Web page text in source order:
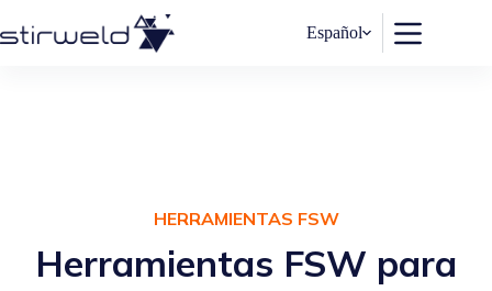
al
contenido
Español
HERRAMIENTAS FSW
Herramientas FSW para